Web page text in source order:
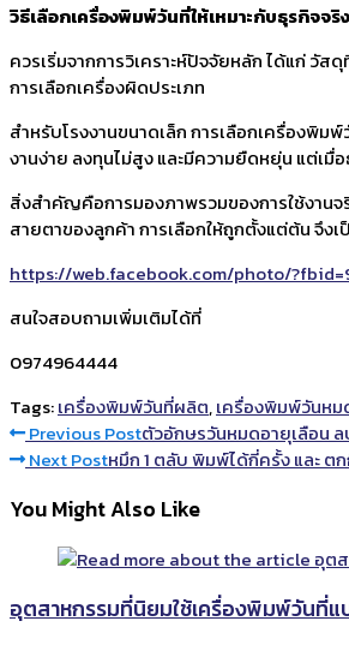
วิธีเลือกเครื่องพิมพ์วันที่ให้เหมาะกับธุรกิจจริง
ควรเริ่มจากการวิเคราะห์ปัจจัยหลัก ได้แก่ วั
การเลือกเครื่องผิดประเภท
สำหรับโรงงานขนาดเล็ก การเลือกเครื่องพิม
งานง่าย ลงทุนไม่สูง และมีความยืดหยุ่น แต่เมื่
สิ่งสำคัญคือการมองภาพรวมของการใช้งาน
สายตาของลูกค้า การเลือกให้ถูกตั้งแต่ต้น จึง
https://web.facebook.com/photo/
สนใจสอบถามเพิ่มเติมได้ที่
0974964444
Tags:เครื่องพิมพ์วันที่ผลิต,เครื่องพิมพ์วันหม
Read
more
articles
Previous Postตัวอักษรวันหมดอายุเลือน ล
Next Postหมึก 1 ตลับ พิมพ์ได้กี่ครั้ง และ ต
You Might Also Like
อุตสาหกรรมที่นิยมใช้เครื่องพิมพ์วันที่